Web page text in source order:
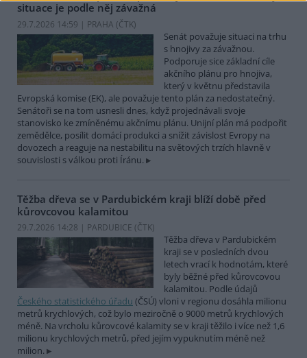
situace je podle něj závažná
29.7.2026 14:59 | PRAHA (ČTK)
Senát považuje situaci na trhu
s hnojivy za závažnou.
Podporuje sice základní cíle
akčního plánu pro hnojiva,
který v květnu představila
Evropská komise (EK), ale považuje tento plán za nedostatečný.
Senátoři se na tom usnesli dnes, když projednávali svoje
stanovisko ke zmíněnému akčnímu plánu. Unijní plán má podpořit
zemědělce, posílit domácí produkci a snížit závislost Evropy na
dovozech a reaguje na nestabilitu na světových trzích hlavně v
souvislosti s válkou proti Íránu.
Těžba dřeva se v Pardubickém kraji blíží době před
kůrovcovou kalamitou
29.7.2026 14:28 | PARDUBICE (ČTK)
Těžba dřeva v Pardubickém
kraji se v posledních dvou
letech vrací k hodnotám, které
byly běžné před kůrovcovou
kalamitou. Podle údajů
Českého statistického úřadu (ČSÚ) vloni v regionu dosáhla milionu
metrů krychlových, což bylo meziročně o 9000 metrů krychlových
méně. Na vrcholu kůrovcové kalamity se v kraji těžilo i více než 1,6
milionu krychlových metrů, před jejím vypuknutím méně než
milion.